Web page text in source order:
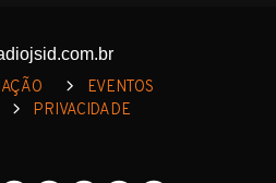
EVENTOS
PRIVACIDADE